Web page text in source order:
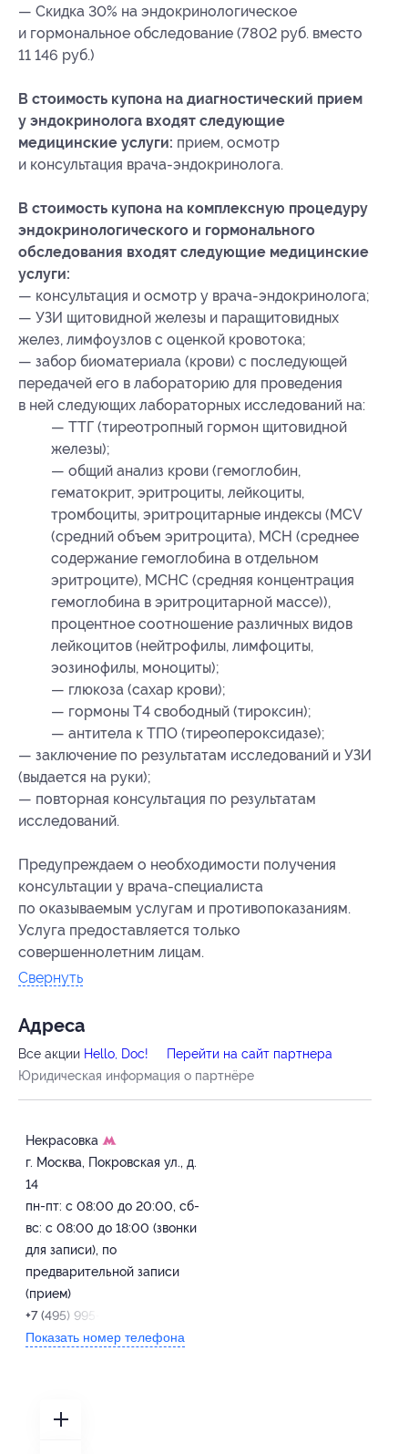
— Скидка 30% на эндокринологическое
и гормональное обследование (7802 руб. вместо
11 146 руб.)
В стоимость купона на диагностический прием
у эндокринолога входят следующие
медицинские услуги: прием, осмотр
и консультация врача-эндокринолога.
В стоимость купона на комплексную процедуру
эндокринологического и гормонального
обследования входят следующие медицинские
услуги:
— консультация и осмотр у врача-эндокринолога;
— УЗИ щитовидной железы и паращитовидных
желез, лимфоузлов с оценкой кровотока;
— забор биоматериала (крови) с последующей
передачей его в лабораторию для проведения
в ней следующих лабораторных исследований на:
— ТТГ (тиреотропный гормон щитовидной
железы);
— общий анализ крови (гемоглобин,
гематокрит, эритроциты, лейкоциты,
тромбоциты, эритроцитарные индексы (МСV
(средний объем эритроцита), MCH (среднее
содержание гемоглобина в отдельном
эритроците), MCHC (средняя концентрация
гемоглобина в эритроцитарной массе)),
процентное соотношение различных видов
лейкоцитов (нейтрофилы, лимфоциты,
эозинофилы, моноциты);
— глюкоза (сахар крови);
— гормоны Т4 свободный (тироксин);
— антитела к ТПО (тиреопероксидазе);
— заключение по результатам исследований и УЗИ
(выдается на руки);
— повторная консультация по результатам
исследований.
Предупреждаем о необходимости получения
консультации у врача-специалиста
по оказываемым услугам и противопоказаниям.
Услуга предоставляется только
совершеннолетним лицам.
Свернуть
Адресa
Все акции Hello, Doc!
Перейти на сайт партнера
Юридическая информация о партнёре
Некрасовка
г. Москва, Покровская ул., д.
14
пн-пт: с 08:00 до 20:00, сб-
вс: с 08:00 до 18:00 (звонки
для записи), по
предварительной записи
(прием)
+7 (495) 995-09-90
Показать номер телефона